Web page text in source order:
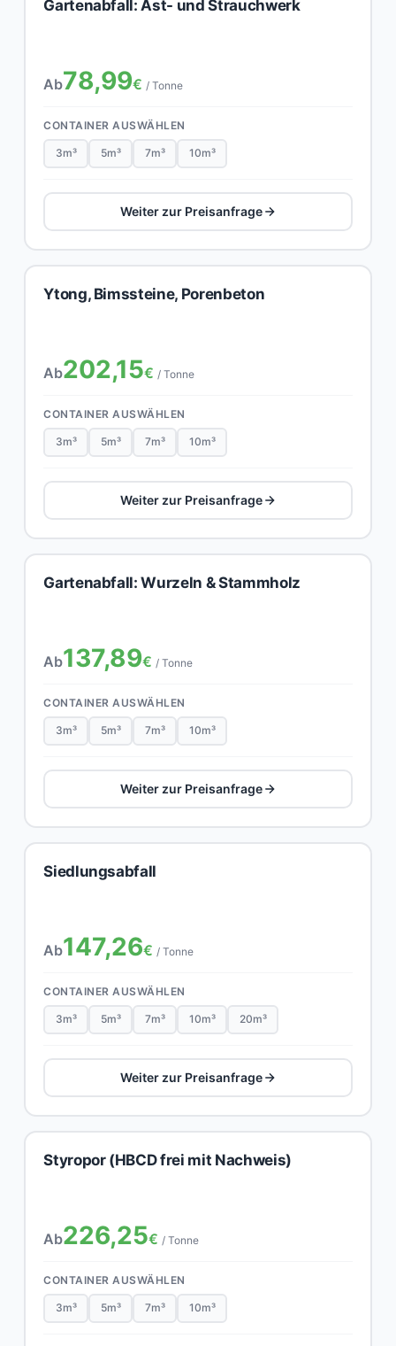
Gartenabfall: Ast- und Strauchwerk
Ab78,99€ / Tonne
CONTAINER AUSWÄHLEN
3m³ 5m³ 7m³ 10m³
Weiter zur Preisanfrage
Ytong, Bimssteine, Porenbeton
Ab202,15€ / Tonne
CONTAINER AUSWÄHLEN
3m³ 5m³ 7m³ 10m³
Weiter zur Preisanfrage
Gartenabfall: Wurzeln & Stammholz
Ab137,89€ / Tonne
CONTAINER AUSWÄHLEN
3m³ 5m³ 7m³ 10m³
Weiter zur Preisanfrage
Siedlungsabfall
Ab147,26€ / Tonne
CONTAINER AUSWÄHLEN
3m³ 5m³ 7m³ 10m³ 20m³
Weiter zur Preisanfrage
Styropor (HBCD frei mit Nachweis)
Ab226,25€ / Tonne
CONTAINER AUSWÄHLEN
3m³ 5m³ 7m³ 10m³